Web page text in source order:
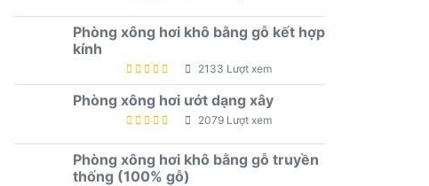
Phòng xông hơi khô bằng gỗ kết hợp
kính
2133 Lượt xem
Phòng xông hơi ướt dạng xây
2079 Lượt xem
Phòng xông hơi khô bằng gỗ truyền
thống (100% gỗ)